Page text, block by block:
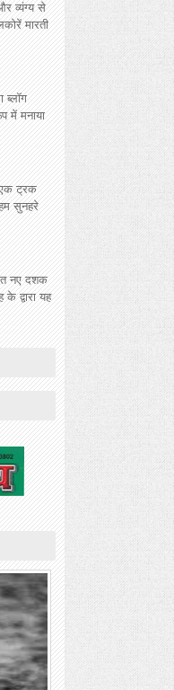
व्यंग्य से
मारती
ब्लॉग
में मनाया
एक ट्रक
सुनहरे
नए दशक
द्वारा यह